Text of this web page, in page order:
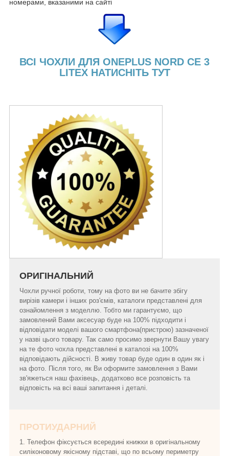
номерами, вказаними на сайті
ВСІ ЧОХЛИ ДЛЯ ONEPLUS NORD CE 3
LITEX НАТИСНІТЬ ТУТ
ОРИГІНАЛЬНИЙ
Чохли ручної роботи, тому на фото ви не бачите збігу
вирізів камери і інших роз'ємів, каталоги представлені для
ознайомлення з моделлю. Тобто ми гарантуємо, що
замовлений Вами аксесуар буде на 100% підходити і
відповідати моделі вашого смартфона(пристрою) зазначеної
у назві цього товару. Так само просимо звернути Вашу увагу
на те фото чохла представлені в каталозі на 100%
відповідають дійсності. В живу товар буде один в один як і
на фото. Після того, як Ви оформите замовлення з Вами
зв'яжеться наш фахівець, додатково все розповість та
відповість на всі ваші запитання і деталі.
ПРОТИУДАРНИЙ
1. Телефон фіксується всередині книжки в оригінальному
силіконовому якісному підставі, що по всьому периметру